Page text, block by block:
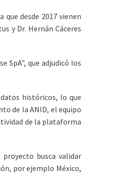
desde 2017 vienen
y Dr. Hernán Cáceres
SpA”, que adjudicó los
históricos, lo que
de la ANID, el equipo
de la plataforma
busca validar
por ejemplo México,